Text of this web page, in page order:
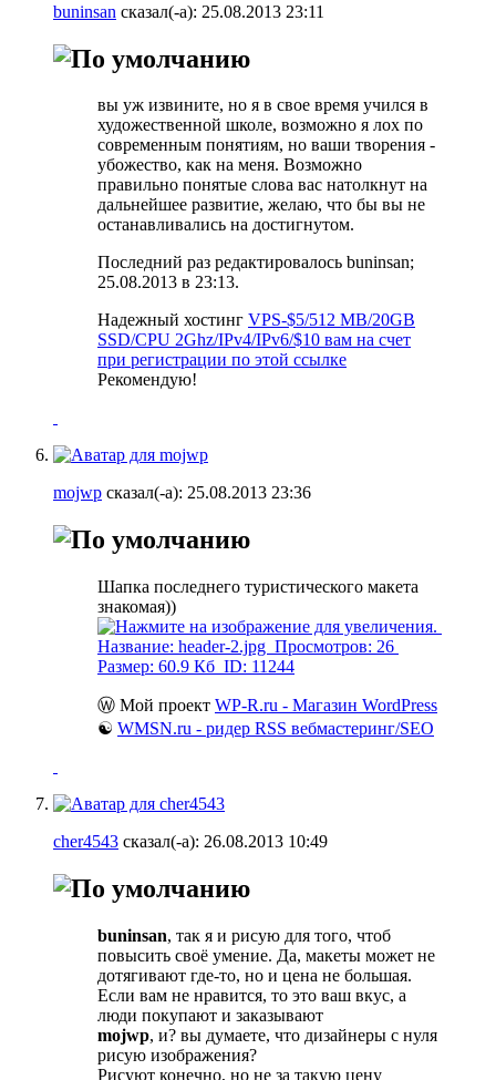
buninsan сказал(-а): 25.08.2013 23:11
вы уж извините, но я в свое время учился в
художественной школе, возможно я лох по
современным понятиям, но ваши творения -
убожество, как на меня. Возможно
правильно понятые слова вас натолкнут на
дальнейшее развитие, желаю, что бы вы не
останавливались на достигнутом.
Последний раз редактировалось buninsan;
25.08.2013 в 23:13.
Надежный хостинг VPS-$5/512 MB/20GB
SSD/CPU 2Ghz/IPv4/IPv6/$10 вам на счет
при регистрации по этой ссылке
Рекомендую!
mojwp сказал(-а): 25.08.2013 23:36
Шапка последнего туристического макета
знакомая))
Ⓦ Мой проект WP-R.ru - Магазин WordPress
☯ WMSN.ru - ридер RSS вебмастеринг/SEO
cher4543 сказал(-а): 26.08.2013 10:49
buninsan, так я и рисую для того, чтоб
повысить своё умение. Да, макеты может не
дотягивают где-то, но и цена не большая.
Если вам не нравится, то это ваш вкус, а
люди покупают и заказывают
mojwp, и? вы думаете, что дизайнеры с нуля
рисую изображения?
Рисуют конечно, но не за такую цену